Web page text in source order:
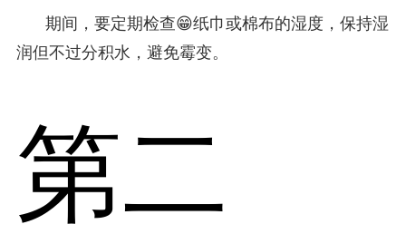
期间，要定期检查😁纸巾或棉布的湿度，保持湿
润但不过分积水，避免霉变。
第二